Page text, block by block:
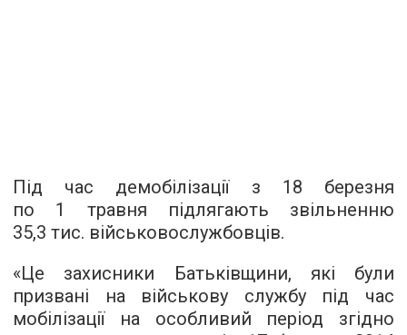
Під час демобілізації з 18 березня
по 1 травня підлягають звільненню
35,3 тис. військовослужбовців.
«Це захисники Батьківщини, які були
призвані на військову службу під час
мобілізації на особливий період згідно